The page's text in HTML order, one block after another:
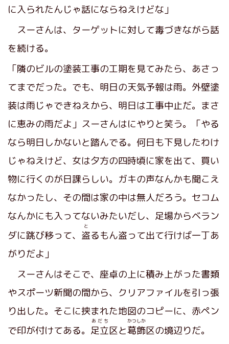
に入られたんじゃ話にならねえけどな」
スーさんは、ターゲットに対して毒づきながら話
を続ける。
「隣のビルの塗装工事の工期を見てみたら、あさっ
てまでだった。でも、明日の天気予報は雨。外壁塗
装は雨じゃできねえから、明日は工事中止だ。まさ
に恵みの雨だよ」スーさんはにやりと笑う。「やる
なら明日しかないと踏んでる。何日も下見したわけ
じゃねえけど、女は夕方の四時頃に家を出て、買い
物に行くのが日課らしい。ガキの声なんかも聞こえ
なかったし、その間は家の中は無人だろう。セコム
なんかにも入ってないみたいだし、足場からベラン
ダに跳び移って、 盗
と
るもん盗って出て行けば一丁あ
がりだよ」
スーさんはそこで、座卓の上に積み上がった書類
やスポーツ新聞の間から、クリアファイルを引っ張
り出した。そこに挟まれた地図のコピーに、赤ペン
で印が付けてある。 足立
あだち
区と葛飾
かつしか
区の境辺りだ。